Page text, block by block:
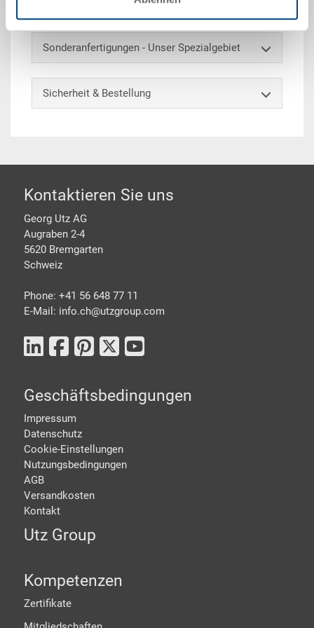
Sonderanfertigungen - Unser Spezialgebiet
Sicherheit & Bestellung
Footer
Kontaktieren Sie uns
Georg Utz AG
Augraben 2-4
5620 Bremgarten
Schweiz
Phone: +41 56 648 77 11
E-Mail: info.ch@utzgroup.com
Geschäftsbedingungen
Impressum
Datenschutz
Cookie-Einstellungen
Nutzungsbedingungen
AGB
Versandkosten
Kontakt
Utz Group
Kompetenzen
Zertifikate